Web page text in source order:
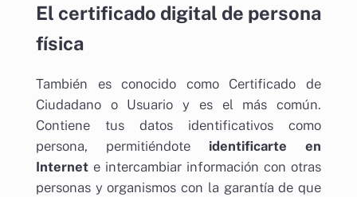
El certificado digital de persona
física
También es conocido como Certificado de
Ciudadano o Usuario y es el más común.
Contiene tus datos identificativos como
persona, permitiéndote identificarte en
Internete intercambiar información con otras
personas y organismos con la garantía de que